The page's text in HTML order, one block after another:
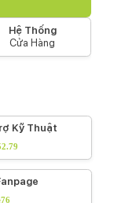
Hệ Thống
Cửa Hàng
Kỹ Thuật